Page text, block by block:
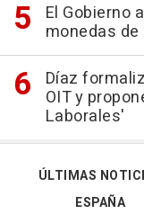
El Gobierno
monedas
Díaz
OIT y
Laborales'
ÚLTIMAS
ESPAÑA